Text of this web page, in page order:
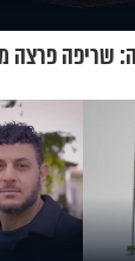
שריפה פרצה